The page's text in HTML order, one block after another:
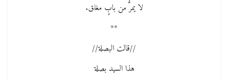
لا يمرُّ من بابٍ مغلق.
**
//قالت البصلة//
هذا السيد بصلة